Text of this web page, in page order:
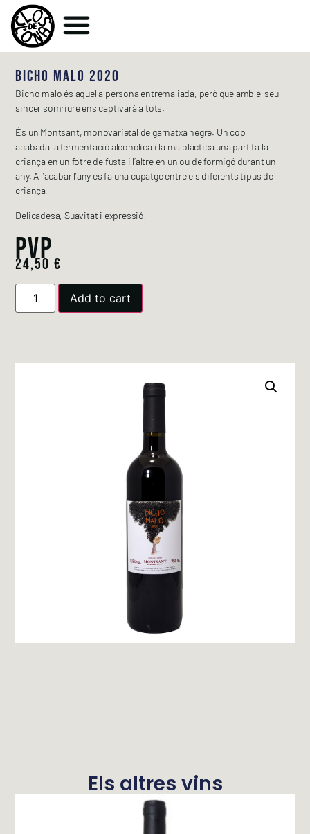
BICHO MALO 2020
Bicho malo és aquella persona entremaliada, però que amb el seu
sincer somriure ens captivarà a tots.
És un Montsant, monovarietal de garnatxa negre. Un cop
acabada la fermentació alcohòlica i la malolàctica una part fa la
criança en un fotre de fusta i l’altre en un ou de formigó durant un
any. A l’acabar l’any es fa una cupatge entre els diferents tipus de
criança.
Delicadesa, Suavitat i expressió.
PVP
24,50€
Add to cart
Els altres vins